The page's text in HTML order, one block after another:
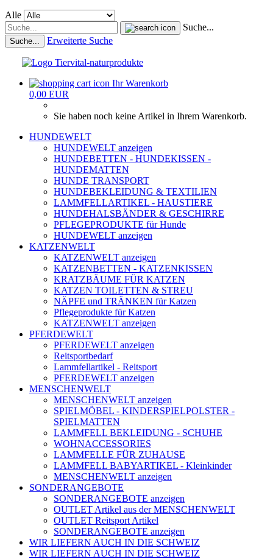
Alle
Suche...
Suche... Erweiterte Suche
Ihr Warenkorb
0,00 EUR
Sie haben noch keine Artikel in Ihrem Warenkorb.
HUNDEWELT
HUNDEWELT anzeigen
HUNDEBETTEN - HUNDEKISSEN -
HUNDEMATTEN
HUNDE TRANSPORT
HUNDEBEKLEIDUNG & TEXTILIEN
LAMMFELLARTIKEL - HAUSTIERE
HUNDEHALSBÄNDER & GESCHIRRE
PFLEGEPRODUKTE für Hunde
HUNDEWELT anzeigen
KATZENWELT
KATZENWELT anzeigen
KATZENBETTEN - KATZENKISSEN
KRATZBÄUME FÜR KATZEN
KATZEN TOILETTEN & STREU
NÄPFE und TRÄNKEN für Katzen
Pflegeprodukte für Katzen
KATZENWELT anzeigen
PFERDEWELT
PFERDEWELT anzeigen
Reitsportbedarf
Lammfellartikel - Reitsport
PFERDEWELT anzeigen
MENSCHENWELT
MENSCHENWELT anzeigen
SPIELMÖBEL - KINDERSPIELPOLSTER -
SPIELMATTEN
LAMMFELL BEKLEIDUNG - SCHUHE
WOHNACCESSORIES
LAMMFELLE FÜR ZUHAUSE
LAMMFELL BABYARTIKEL - Kleinkinder
MENSCHENWELT anzeigen
SONDERANGEBOTE
SONDERANGEBOTE anzeigen
OUTLET Artikel aus der MENSCHENWELT
OUTLET Reitsport Artikel
SONDERANGEBOTE anzeigen
WIR LIEFERN AUCH IN DIE SCHWEIZ
WIR LIEFERN AUCH IN DIE SCHWEIZ